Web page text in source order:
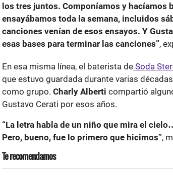
los tres juntos. Componíamos y hacíamos
ensayábamos toda la semana, incluidos
canciones venían de esos ensayos. Y
esas bases para terminar las canciones”,
En esa misma línea, el baterista de Soda
que estuvo guardada durante varias
como grupo. Charly Alberti compartió
Gustavo Cerati por esos años.
“La letra habla de un niño que mira el
Pero, bueno, fue lo primero que hicimos”,
Te recomendamos